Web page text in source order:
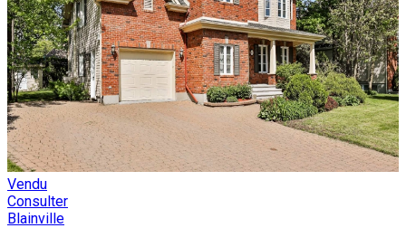
Vendu
Consulter
Blainville